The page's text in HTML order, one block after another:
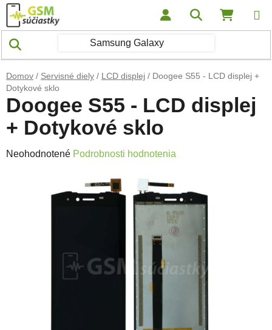
Prejsť na obsah Hľadať
Domov / Servisné diely / LCD displej / Doogee S55 - LCD displej +
Dotykové sklo
Doogee S55 - LCD displej
+ Dotykové sklo
Priemerné hodnotenie produktu je 0,0 z 5 hviezdičiek.
Neohodnotené Podrobnosti hodnotenia